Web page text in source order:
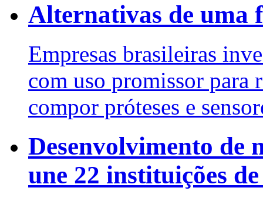
Alternativas de uma
Empresas brasileiras
com uso promissor para
compor próteses e
Desenvolvimento de
une 22 instituições